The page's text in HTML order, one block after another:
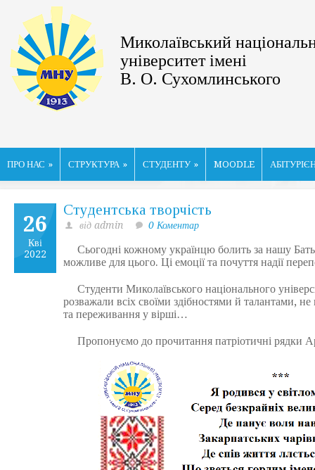
Миколаївський
університет імені
В. О. Сухомлинського
ПРО НАС » СТРУКТУРА » СТУДЕНТУ » MOODLE
26
Кві
2022
Студентська творчість
від admin 0 Коментар
Сьогодні кожному українцю болить за нашу
можливе для цього. Ці емоції та почуття надії
Студенти Миколаївського національного
розважали всіх своїми здібностями й талантами,
та переживання у вірші…
Пропонуємо до прочитання патріотичні рядки